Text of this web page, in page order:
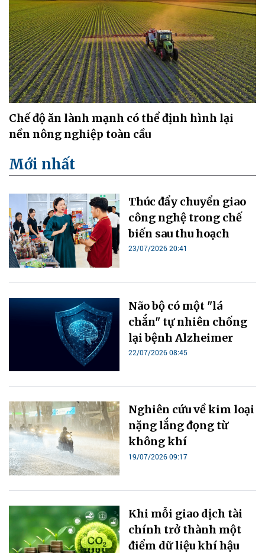
Chế độ ăn lành mạnh có thể định hình lại
nền nông nghiệp toàn cầu
Mới nhất
Thúc đẩy chuyển giao
công nghệ trong chế
biến sau thu hoạch
23/07/2026 20:41
Não bộ có một "lá
chắn" tự nhiên chống
lại bệnh Alzheimer
22/07/2026 08:45
Nghiên cứu về kim loại
nặng lắng đọng từ
không khí
19/07/2026 09:17
Khi mỗi giao dịch tài
chính trở thành một
điểm dữ liệu khí hậu